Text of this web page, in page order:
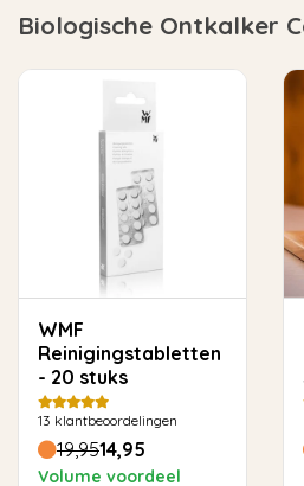
Biologische Ontkalker
WMF
Reinigingstabletten
- 20 stuks
13 klantbeoordelingen
19,9514,95
Volume voordeel